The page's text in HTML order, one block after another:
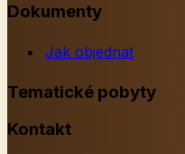
Dokumenty
Jak objednat
Tematické pobyty
Kontakt